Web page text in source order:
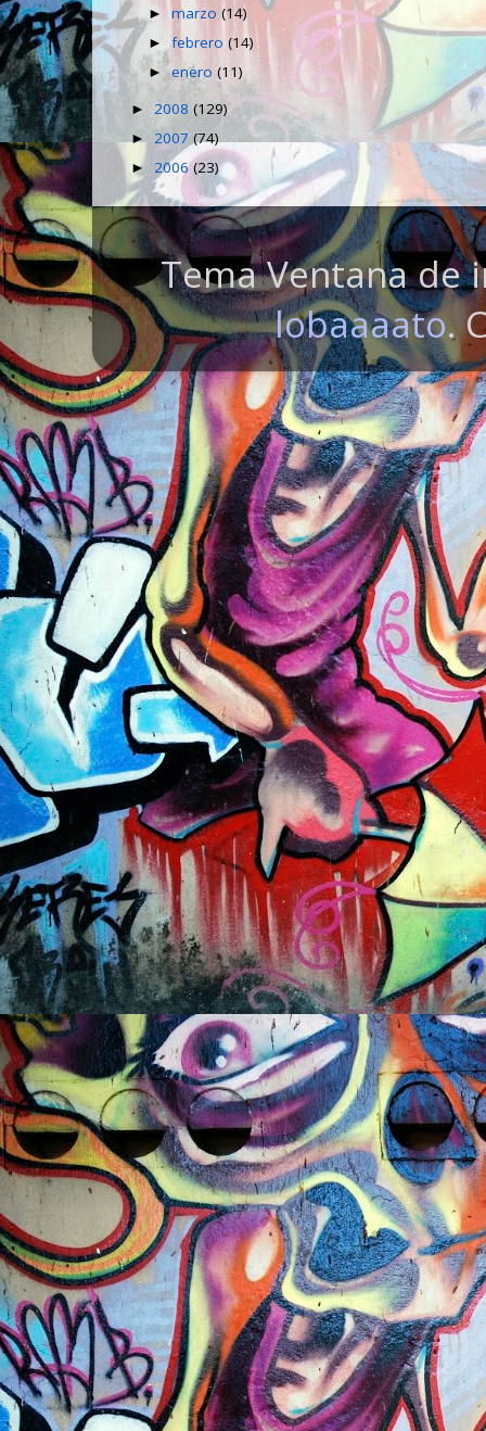
►marzo(14)
►febrero(14)
►enero(11)
► 2008 (129)
► 2007 (74)
► 2006(23)
Tema Ventana de
lobaaaato.